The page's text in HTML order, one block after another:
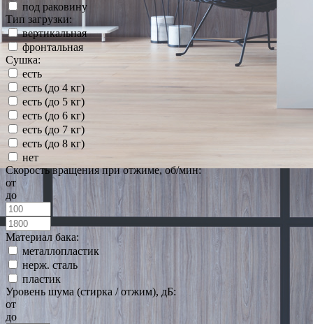
под раковину
Тип загрузки:
вертикальная
фронтальная
Сушка:
есть
есть (до 4 кг)
есть (до 5 кг)
есть (до 6 кг)
есть (до 7 кг)
есть (до 8 кг)
нет
Скорость вращения при отжиме, об/мин:
от
до
Материал бака:
металлопластик
нерж. сталь
пластик
Уровень шума (стирка / отжим), дБ:
от
до